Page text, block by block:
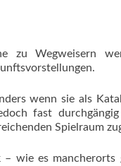
zu Wegweisern
wenn sie als
fast
Spielraum
– wie es